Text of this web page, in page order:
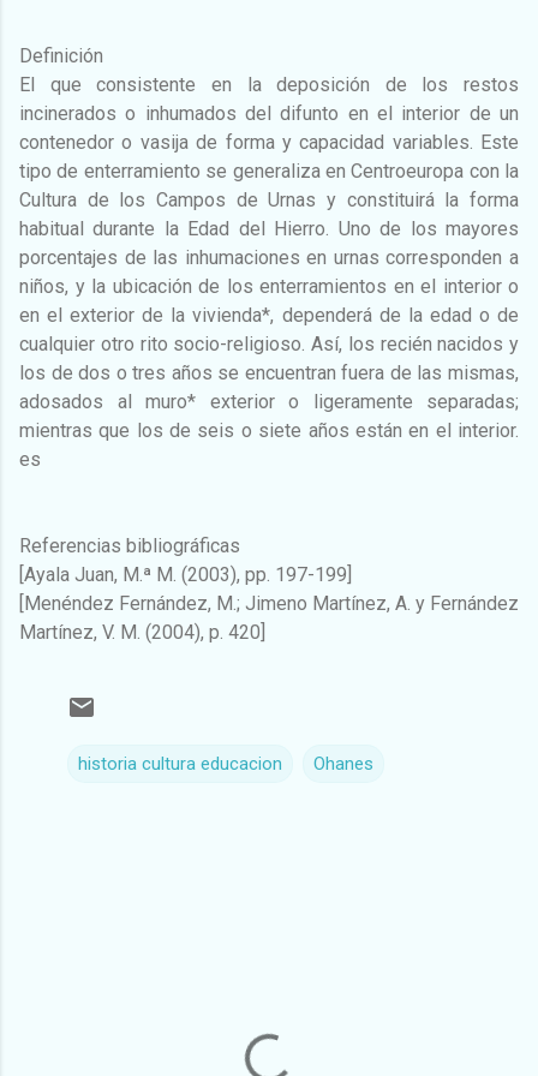
Definición
El que consistente en la deposición de los restos
incinerados o inhumados del difunto en el interior de un
contenedor o vasija de forma y capacidad variables. Este
tipo de enterramiento se generaliza en Centroeuropa con la
Cultura de los Campos de Urnas y constituirá la forma
habitual durante la Edad del Hierro. Uno de los mayores
porcentajes de las inhumaciones en urnas corresponden a
niños, y la ubicación de los enterramientos en el interior o
en el exterior de la vivienda*, dependerá de la edad o de
cualquier otro rito socio-religioso. Así, los recién nacidos y
los de dos o tres años se encuentran fuera de las mismas,
adosados al muro* exterior o ligeramente separadas;
mientras que los de seis o siete años están en el interior.
es
Referencias bibliográficas
[Ayala Juan, M.ª M. (2003), pp. 197-199]
[Menéndez Fernández, M.; Jimeno Martínez, A. y Fernández
Martínez, V. M. (2004), p. 420]
historia cultura educacion Ohanes